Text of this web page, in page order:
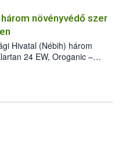
a szlovák
megállítása érdekében.
növényvédő szer
Hivatal (Nébih) három
24 EW, Oroganic –
a szüretet követően,
stádiumáig
a károsító elleni további
ökológiai termesztésben is